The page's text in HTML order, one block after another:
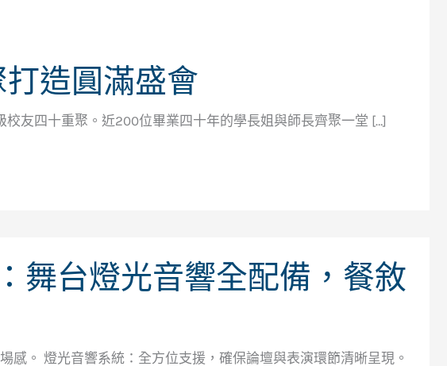
造圓滿盛會
友四十重聚。近200位畢業四十年的學長姐與師長齊聚一堂 […]
舞台燈光音響全配備，餐敘
感。 燈光音響系統：全方位支援，確保論壇與表演環節清晰呈現。